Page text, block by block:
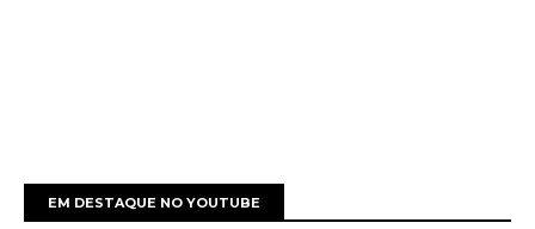
EM DESTAQUE NO YOUTUBE